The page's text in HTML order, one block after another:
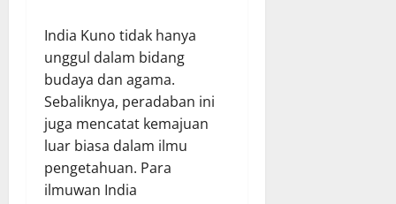
India Kuno tidak hanya
unggul dalam bidang
budaya dan agama.
Sebaliknya, peradaban ini
juga mencatat kemajuan
luar biasa dalam ilmu
pengetahuan. Para
ilmuwan India